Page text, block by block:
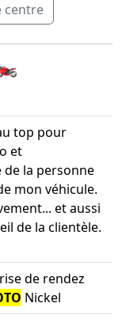
centre
🏍️
top pour
et
la personne
mon véhicule.
et aussi
de la clientèle.
de rendez
Nickel